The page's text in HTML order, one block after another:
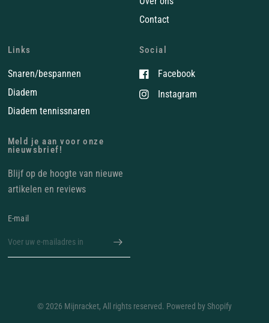
Contact
Links
Snaren/bespannen
Diadem
Diadem tennissnaren
Social
Facebook
Instagram
Meld je aan voor onze
nieuwsbrief!
Blijf op de hoogte van nieuwe
artikelen en reviews
E‑mail
© 2026 Mijnracket, All rights reserved. Powered by Shopify